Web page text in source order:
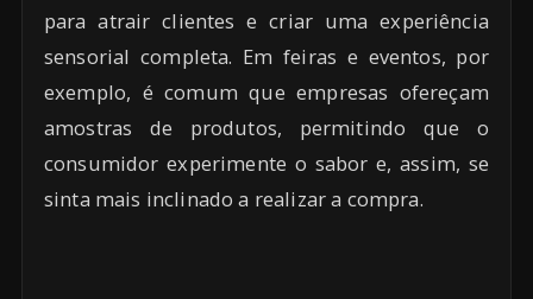
para atrair clientes e criar uma experiência
sensorial completa. Em feiras e eventos, por
exemplo, é comum que empresas ofereçam
amostras de produtos, permitindo que o
consumidor experimente o sabor e, assim, se
sinta mais inclinado a realizar a compra.